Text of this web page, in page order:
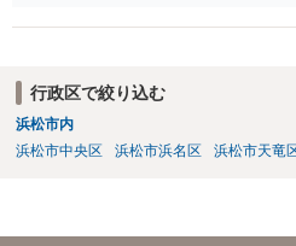
行政区で絞り込む
浜松市内
浜松市中央区
浜松市浜名区 浜松市天竜